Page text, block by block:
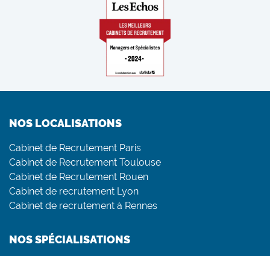
NOS LOCALISATIONS
Cabinet de Recrutement Paris
Cabinet de Recrutement Toulouse
Cabinet de Recrutement Rouen
Cabinet de recrutement Lyon
Cabinet de recrutement à Rennes
NOS SPÉCIALISATIONS